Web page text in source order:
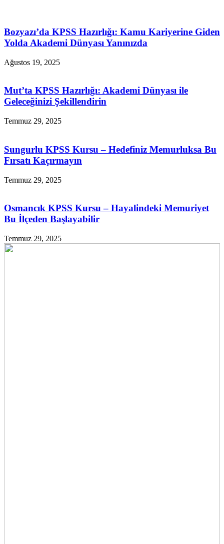
Bozyazı’da KPSS Hazırlığı: Kamu Kariyerine Giden
Yolda Akademi Dünyası Yanınızda
Ağustos 19, 2025
Mut’ta KPSS Hazırlığı: Akademi Dünyası ile
Geleceğinizi Şekillendirin
Temmuz 29, 2025
Sungurlu KPSS Kursu – Hedefiniz Memurluksa Bu
Fırsatı Kaçırmayın
Temmuz 29, 2025
Osmancık KPSS Kursu – Hayalindeki Memuriyet
Bu İlçeden Başlayabilir
Temmuz 29, 2025